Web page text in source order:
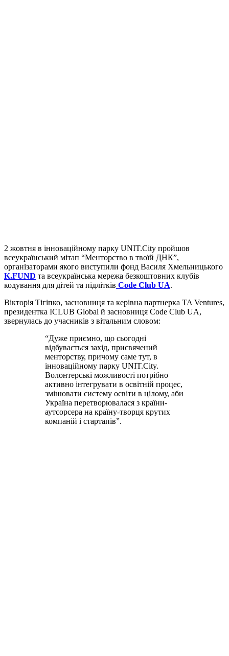
2 жовтня в інноваційному парку UNIT.City пройшов
всеукраїнський мітап “Менторство в твоїй ДНК”,
організаторами якого виступили фонд Василя Хмельницького
K.FUND та всеукраїнська мережа безкоштовних клубів
кодування для дітей та підлітків Code Club UA.
Вікторія Тігіпко, засновниця та керівна партнерка TA Ventures,
президентка ICLUB Global й засновниця Code Club UA,
звернулась до учасників з вітальним словом:
“Дуже приємно, що сьогодні
відбувається захід, присвячений
менторству, причому саме тут, в
інноваційному парку UNIT.City.
Волонтерські можливості потрібно
активно інтегрувати в освітній процес,
змінювати систему освіти в цілому, аби
Україна перетворювалася з країни-
аутсорсера на країну-творця крутих
компаній і стартапів”.